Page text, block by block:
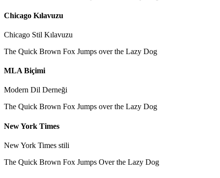
Chicago Kılavuzu
Chicago Stil Kılavuzu
The Quick Brown Fox Jumps over the Lazy Dog
MLA Biçimi
Modern Dil Derneği
The Quick Brown Fox Jumps over the Lazy Dog
New York Times
New York Times stili
The Quick Brown Fox Jumps Over the Lazy Dog